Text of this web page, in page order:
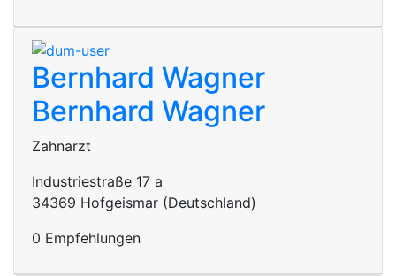
Bernhard Wagner
Bernhard Wagner
Zahnarzt
Industriestraße 17 a
34369 Hofgeismar (Deutschland)
0 Empfehlungen